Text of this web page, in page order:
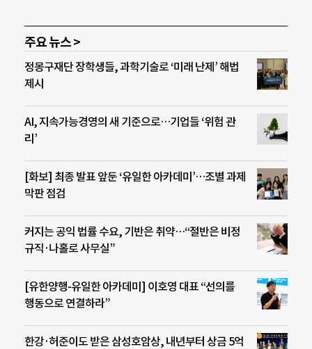
주요 뉴스 >
정몽구재단 장학생들, 과학기술로 ‘미래 난제’ 해법
제시
AI, 지속가능경영의 새 기준으로…기업들 ‘위험 관
리’
[화보] 최종 발표 앞둔 ‘유일한 아카데미’…조별 과제
막판 점검
커지는 공익 법률 수요, 기반은 취약…“절반은 비정
규직·나홀로 사무실”
[유한양행-유일한 아카데미] 이호영 대표 “선의를
행동으로 연결하라”
한강·허준이도 받은 삼성호암상, 내년부터 상금 5억